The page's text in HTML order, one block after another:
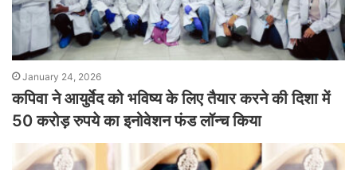
January 24, 2026
कपिवा ने आयुर्वेद को भविष्य के लिए तैयार करने की दिशा में
50 करोड़ रुपये का इनोवेशन फंड लॉन्च किया